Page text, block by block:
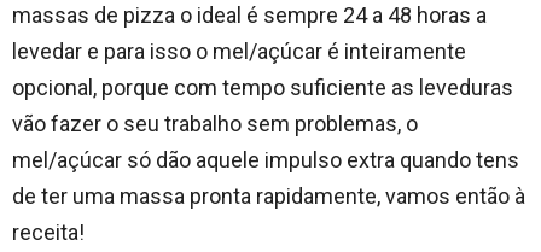
massas de pizza o ideal é sempre 24 a 48 horas a
levedar e para isso o mel/açúcar é inteiramente
opcional, porque com tempo suficiente as leveduras
vão fazer o seu trabalho sem problemas, o
mel/açúcar só dão aquele impulso extra quando tens
de ter uma massa pronta rapidamente, vamos então à
receita!